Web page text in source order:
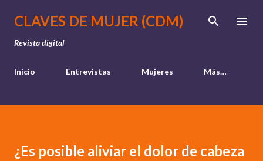
Ir al contenido principal
CLAVES DE MUJER (CDM)
Revista digital
Inicio Entrevistas Mujeres Más…
¿Es posible aliviar el dolor de cabeza